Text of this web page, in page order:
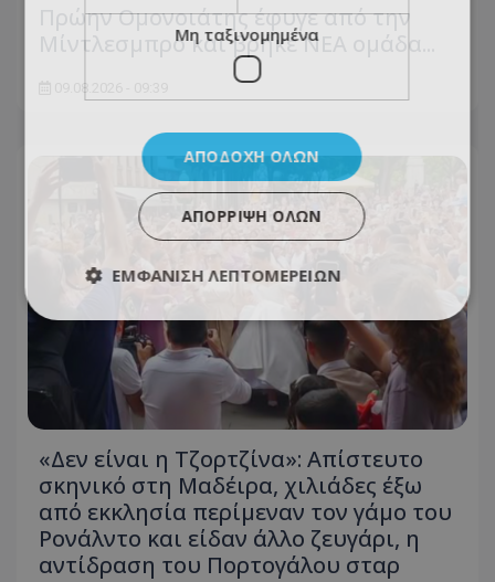
Πρώην Ομονοιάτης έφυγε από την
Μίντλεσμπρο και βρήκε ΝΕΑ ομάδα...
«Δεν είναι η Τζορτζίνα»: Απίστευτο
σκηνικό στη Μαδέιρα, χιλιάδες έξω
από εκκλησία περίμεναν τον γάμο του
Ρονάλντο και είδαν άλλο ζευγάρι, η
αντίδραση του Πορτογάλου σταρ
Μη ταξινομημένα
ΑΠΟΔΟΧΉ ΌΛΩΝ
ΑΠΌΡΡΙΨΗ ΌΛΩΝ
ΕΜΦΆΝΙΣΗ ΛΕΠΤΟΜΕΡΕΙΏΝ